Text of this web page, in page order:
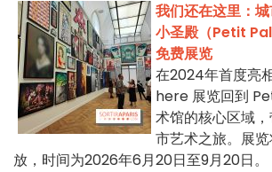
我们还在这里：
小圣殿（Petit
免费展览
在2024年首度亮
here 展览回到
术馆的核心区域
市艺术之旅。展
放，时间为2026年6月20日至9月20日。